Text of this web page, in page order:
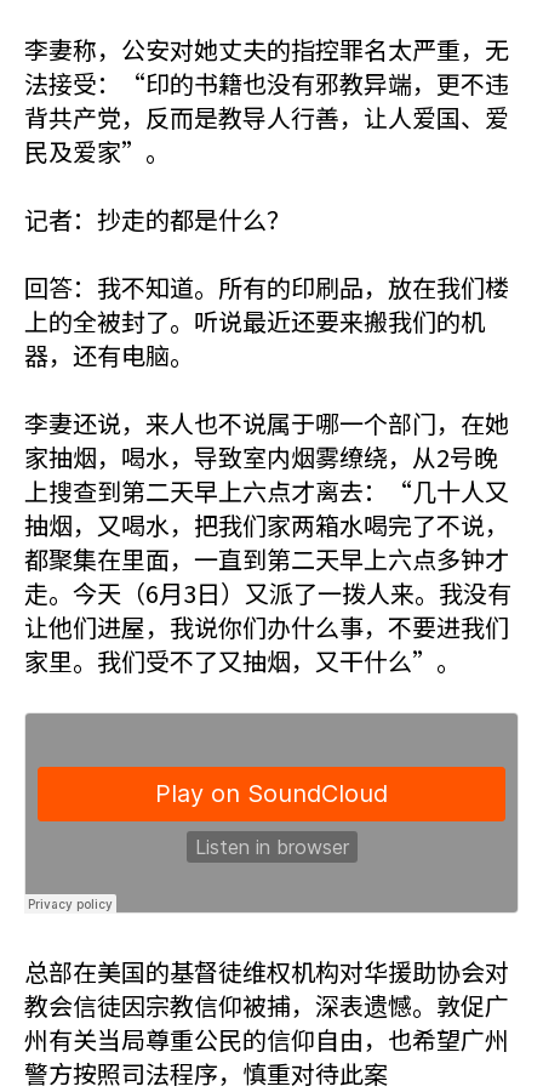
李妻称，公安对她丈夫的指控罪名太严重，无
法接受：“印的书籍也没有邪教异端，更不违
背共产党，反而是教导人行善，让人爱国、爱
民及爱家”。
记者：抄走的都是什么？
回答：我不知道。所有的印刷品，放在我们楼
上的全被封了。听说最近还要来搬我们的机
器，还有电脑。
李妻还说，来人也不说属于哪一个部门，在她
家抽烟，喝水，导致室内烟雾缭绕，从2号晚
上搜查到第二天早上六点才离去：“几十人又
抽烟，又喝水，把我们家两箱水喝完了不说，
都聚集在里面，一直到第二天早上六点多钟才
走。今天（6月3日）又派了一拨人来。我没有
让他们进屋，我说你们办什么事，不要进我们
家里。我们受不了又抽烟，又干什么”。
总部在美国的基督徒维权机构对华援助协会对
教会信徒因宗教信仰被捕，深表遗憾。敦促广
州有关当局尊重公民的信仰自由，也希望广州
警方按照司法程序，慎重对待此案